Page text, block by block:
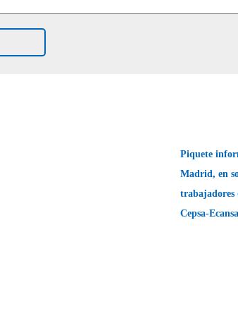
Piquete
Madrid, en
trabajadores
Cepsa-